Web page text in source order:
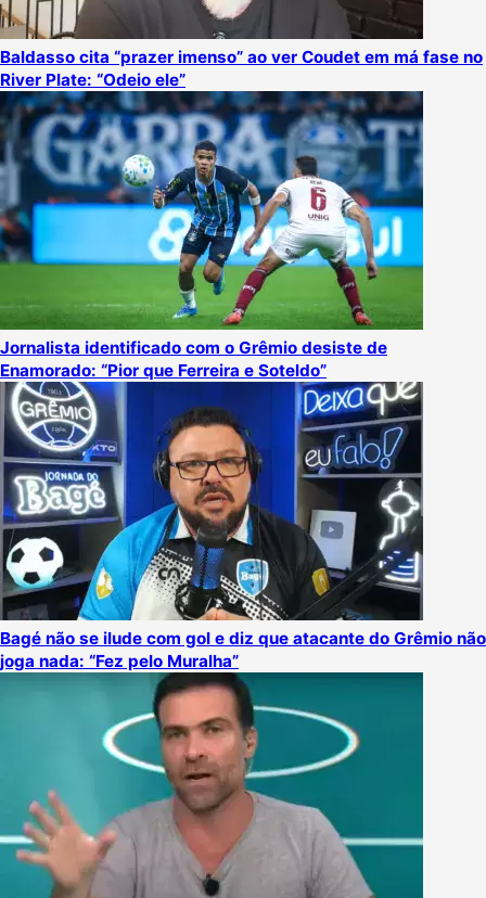
Baldasso cita “prazer imenso” ao ver Coudet em má fase no
River Plate: “Odeio ele”
Jornalista identificado com o Grêmio desiste de
Enamorado: “Pior que Ferreira e Soteldo”
Bagé não se ilude com gol e diz que atacante do Grêmio não
joga nada: “Fez pelo Muralha”